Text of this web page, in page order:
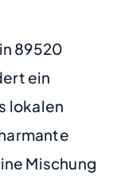
89520
ein
lokalen
Mischung